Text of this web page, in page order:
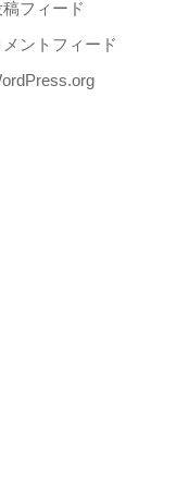
稿フィード
メントフィード